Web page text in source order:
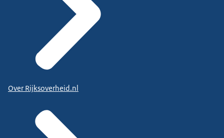
Over Rijksoverheid.nl